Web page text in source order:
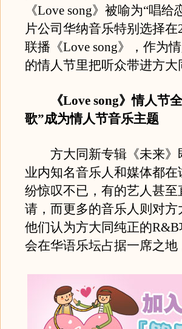
《Love song》被喻为“唱
片公司华纳音乐特别选择
联播《Love song》，作为
的情人节里把听众带进方
《Love song》情人节全
歌”成为情人节音乐主题
方大同新专辑《未来》
业内知名音乐人和媒体都
纷惊叹不已，有的艺人甚
请，而更多的音乐人则对
他们认为方大同纯正的
会在华语乐坛占据一席之